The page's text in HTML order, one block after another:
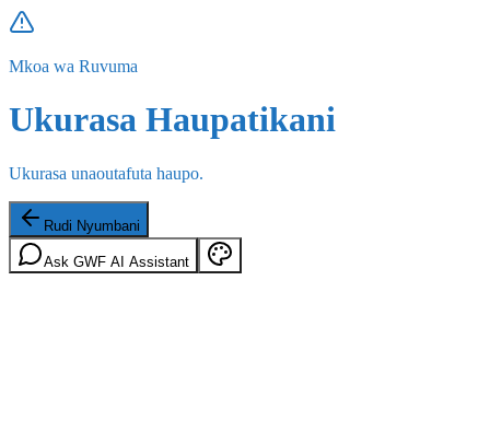
Mkoa wa Ruvuma
Ukurasa Haupatikani
Ukurasa unaoutafuta haupo.
Rudi Nyumbani
Ask GWF AI Assistant